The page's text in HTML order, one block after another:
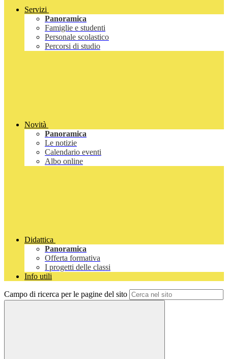
Servizi
Panoramica
Famiglie e studenti
Personale scolastico
Percorsi di studio
Novità
Panoramica
Le notizie
Calendario eventi
Albo online
Didattica
Panoramica
Offerta formativa
I progetti delle classi
Info utili
Campo di ricerca per le pagine del sito